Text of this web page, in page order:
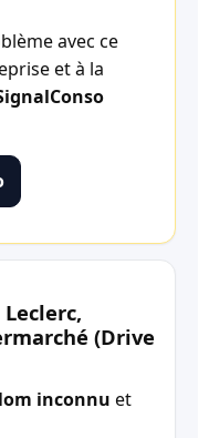
avec ce
et à la
(Drive
inconnu et